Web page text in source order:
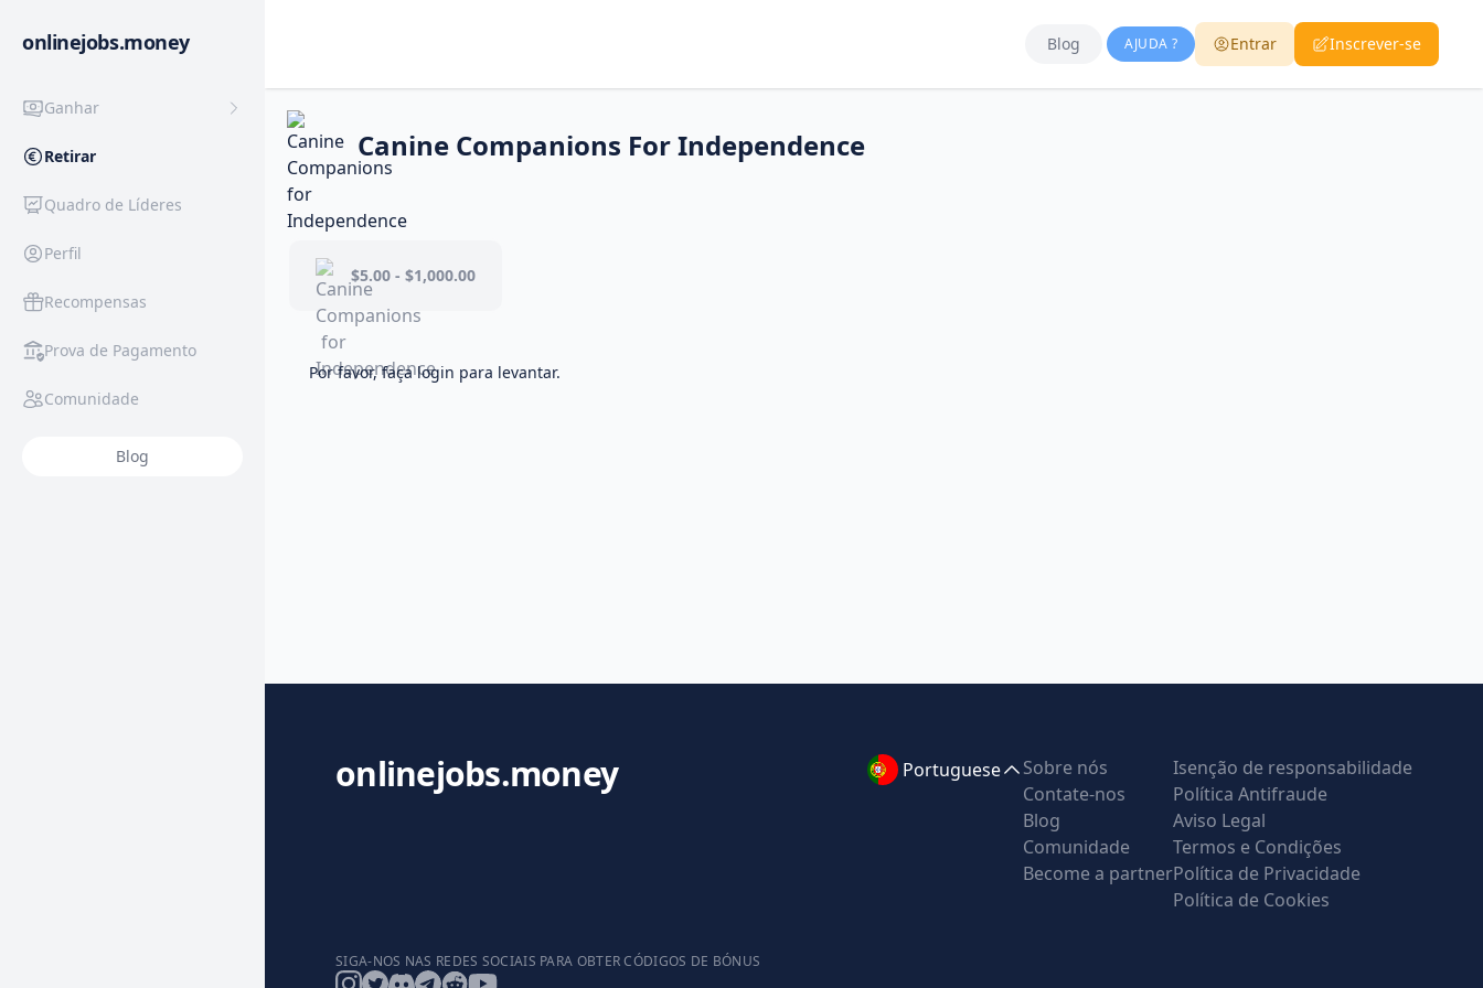
onlinejobs.money
Ganhar
Retirar
Quadro de Líderes
Perfil
Recompensas
Prova de Pagamento
Comunidade
Blog
Blog AJUDA ? Entrar Inscrever-se
Canine Companions For Independence
$5.00 - $1,000.00
Por favor, faça login para levantar.
onlinejobs.money
SIGA-NOS NAS REDES SOCIAIS PARA OBTER CÓDIGOS DE BÓNUS
Portuguese
Sobre nós
Contate-nos
Blog
Comunidade
Become a partner
Isenção de responsabilidade
Política Antifraude
Aviso Legal
Termos e Condições
Política de Privacidade
Política de Cookies